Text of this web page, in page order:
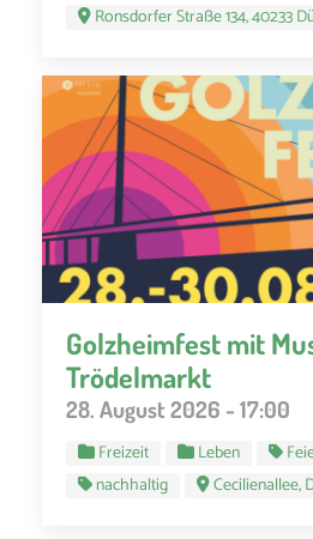
Ronsdorfer Straße 134, 40233
Golzheimfest mit
Trödelmarkt
28. August 2026 - 17:00
Freizeit Leben
nachhaltig
Cecilienallee,